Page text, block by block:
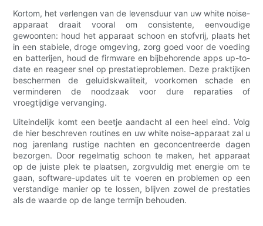
Kortom, het verlengen van de levensduur van uw white noise-
apparaat draait vooral om consistente, eenvoudige
gewoonten: houd het apparaat schoon en stofvrij, plaats het
in een stabiele, droge omgeving, zorg goed voor de voeding
en batterijen, houd de firmware en bijbehorende apps up-to-
date en reageer snel op prestatieproblemen. Deze praktijken
beschermen de geluidskwaliteit, voorkomen schade en
verminderen de noodzaak voor dure reparaties of
vroegtijdige vervanging.
Uiteindelijk komt een beetje aandacht al een heel eind. Volg
de hier beschreven routines en uw white noise-apparaat zal u
nog jarenlang rustige nachten en geconcentreerde dagen
bezorgen. Door regelmatig schoon te maken, het apparaat
op de juiste plek te plaatsen, zorgvuldig met energie om te
gaan, software-updates uit te voeren en problemen op een
verstandige manier op te lossen, blijven zowel de prestaties
als de waarde op de lange termijn behouden.